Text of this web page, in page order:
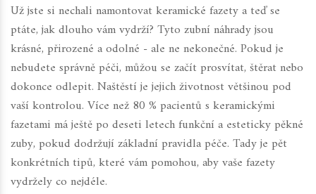
Už jste si nechali namontovat keramické fazety a teď se
ptáte, jak dlouho vám vydrží? Tyto zubní náhrady jsou
krásné, přirozené a odolné - ale ne nekonečné. Pokud je
nebudete správně péči, můžou se začít prosvítat, štěrat nebo
dokonce odlepit. Naštěstí je jejich životnost většinou pod
vaší kontrolou. Více než 80 % pacientů s keramickými
fazetami má ještě po deseti letech funkční a esteticky pěkné
zuby, pokud dodržují základní pravidla péče. Tady je pět
konkrétních tipů, které vám pomohou, aby vaše fazety
vydržely co nejdéle.